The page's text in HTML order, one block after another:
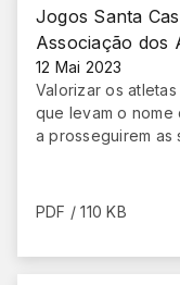
Jogos Santa
Associação dos
12 Mai 2023
Valorizar os
que levam o nome
a prosseguirem as
PDF / 110 KB